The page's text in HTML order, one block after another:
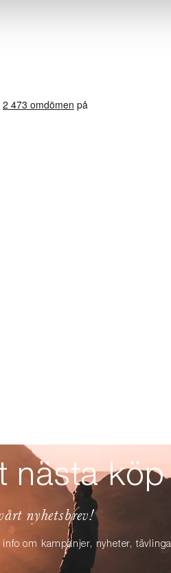
nästa köp
nyhetsbrev!
om kampanjer, nyheter,